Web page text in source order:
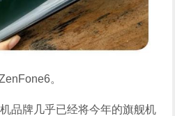
。
品牌几乎已经将今年的旗舰机